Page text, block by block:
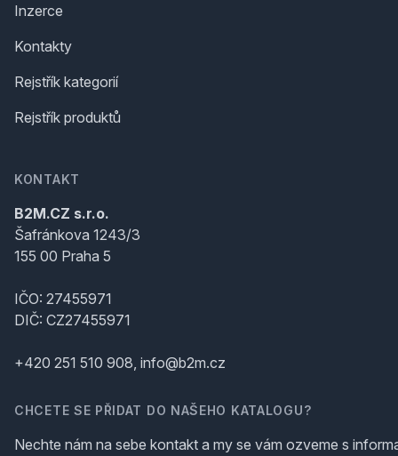
Inzerce
Kontakty
Rejstřík kategorií
Rejstřík produktů
KONTAKT
B2M.CZ s.r.o.
Šafránkova 1243/3
155 00 Praha 5
IČO: 27455971
DIČ: CZ27455971
+420 251 510 908, info@b2m.cz
CHCETE SE PŘIDAT DO NAŠEHO KATALOGU?
Nechte nám na sebe kontakt a my se vám ozveme s